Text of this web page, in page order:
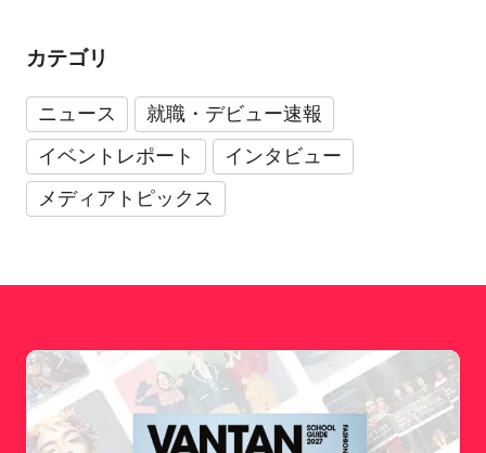
カテゴリ
ニュース
就職・デビュー速報
イベントレポート
インタビュー
メディアトピックス